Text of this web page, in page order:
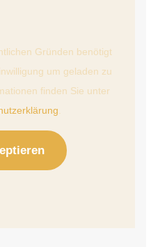
Gründen benötigt
um geladen zu
finden Sie unter
.